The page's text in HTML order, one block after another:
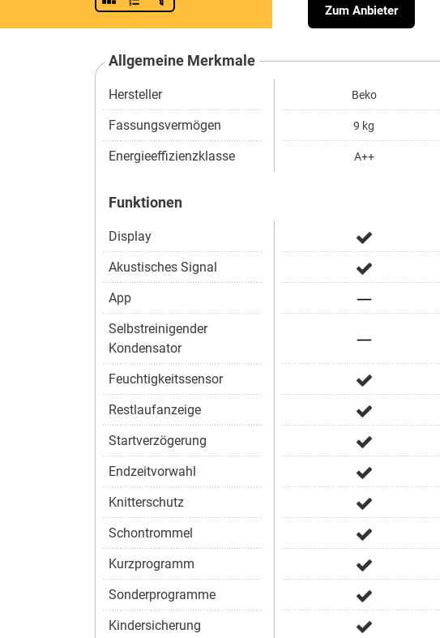
Zum Anbieter
Allgemeine Merkmale
Hersteller
Fassungsvermögen
Energieeffizienzklasse
Funktionen
Display
Akustisches Signal
App
Selbstreinigender
Kondensator
Feuchtigkeitssensor
Restlaufanzeige
Startverzögerung
Endzeitvorwahl
Knitterschutz
Schontrommel
Kurzprogramm
Sonderprogramme
Kindersicherung
Beko
9 kg
A++